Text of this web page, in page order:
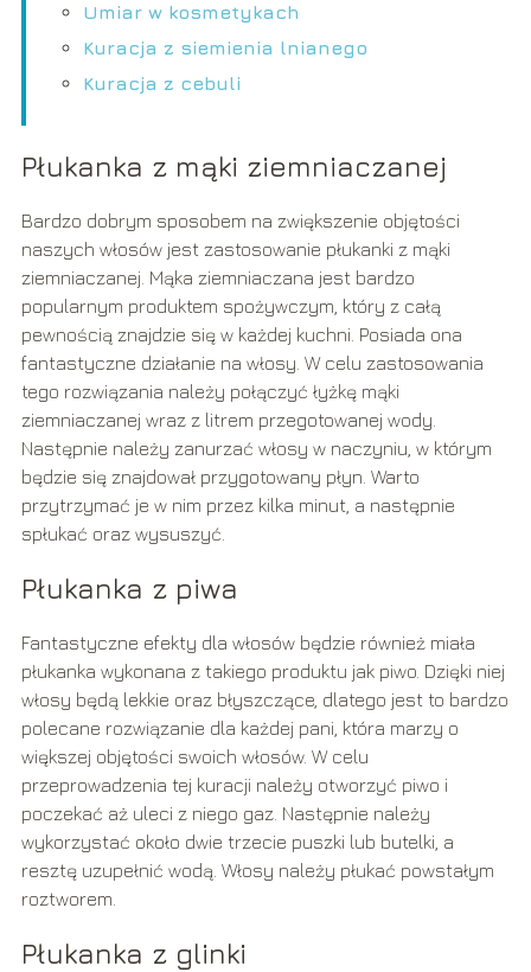
Umiar w kosmetykach
Kuracja z siemienia lnianego
Kuracja z cebuli
Płukanka z mąki ziemniaczanej
Bardzo dobrym sposobem na zwiększenie objętości
naszych włosów jest zastosowanie płukanki z mąki
ziemniaczanej. Mąka ziemniaczana jest bardzo
popularnym produktem spożywczym, który z całą
pewnością znajdzie się w każdej kuchni. Posiada ona
fantastyczne działanie na włosy. W celu zastosowania
tego rozwiązania należy połączyć łyżkę mąki
ziemniaczanej wraz z litrem przegotowanej wody.
Następnie należy zanurzać włosy w naczyniu, w którym
będzie się znajdował przygotowany płyn. Warto
przytrzymać je w nim przez kilka minut, a następnie
spłukać oraz wysuszyć.
Płukanka z piwa
Fantastyczne efekty dla włosów będzie również miała
płukanka wykonana z takiego produktu jak piwo. Dzięki niej
włosy będą lekkie oraz błyszczące, dlatego jest to bardzo
polecane rozwiązanie dla każdej pani, która marzy o
większej objętości swoich włosów. W celu
przeprowadzenia tej kuracji należy otworzyć piwo i
poczekać aż uleci z niego gaz. Następnie należy
wykorzystać około dwie trzecie puszki lub butelki, a
resztę uzupełnić wodą. Włosy należy płukać powstałym
roztworem.
Płukanka z glinki